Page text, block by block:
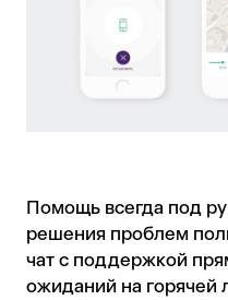
Помощь всегда под
решения проблем
чат с поддержкой
ожиданий на горячей